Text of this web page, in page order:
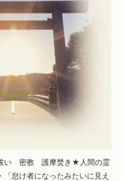
い 密教 護摩焚き★人間の霊
怠け者になったみたいに見え